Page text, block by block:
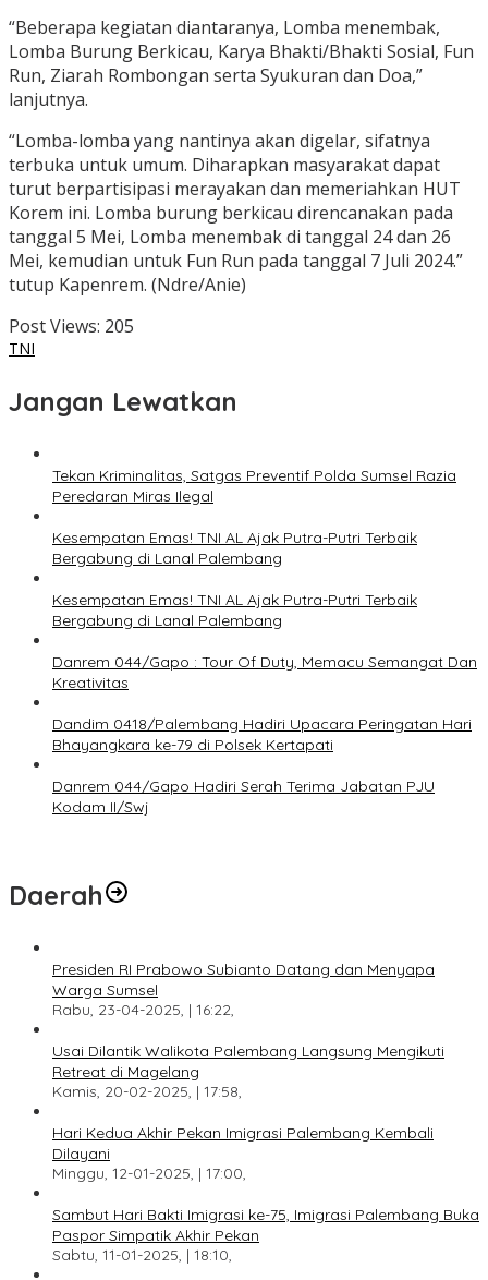
“Beberapa kegiatan diantaranya, Lomba menembak,
Lomba Burung Berkicau, Karya Bhakti/Bhakti Sosial, Fun
Run, Ziarah Rombongan serta Syukuran dan Doa,”
lanjutnya.
“Lomba-lomba yang nantinya akan digelar, sifatnya
terbuka untuk umum. Diharapkan masyarakat dapat
turut berpartisipasi merayakan dan memeriahkan HUT
Korem ini. Lomba burung berkicau direncanakan pada
tanggal 5 Mei, Lomba menembak di tanggal 24 dan 26
Mei, kemudian untuk Fun Run pada tanggal 7 Juli 2024.”
tutup Kapenrem. (Ndre/Anie)
Post Views: 205
TNI
Jangan Lewatkan
Tekan Kriminalitas, Satgas Preventif Polda Sumsel Razia
Peredaran Miras Ilegal
Kesempatan Emas! TNI AL Ajak Putra-Putri Terbaik
Bergabung di Lanal Palembang
Kesempatan Emas! TNI AL Ajak Putra-Putri Terbaik
Bergabung di Lanal Palembang
Danrem 044/Gapo : Tour Of Duty, Memacu Semangat Dan
Kreativitas
Dandim 0418/Palembang Hadiri Upacara Peringatan Hari
Bhayangkara ke-79 di Polsek Kertapati
Danrem 044/Gapo Hadiri Serah Terima Jabatan PJU
Kodam II/Swj
Daerah
Presiden RI Prabowo Subianto Datang dan Menyapa
Warga Sumsel
Rabu, 23-04-2025, | 16:22,
Usai Dilantik Walikota Palembang Langsung Mengikuti
Retreat di Magelang
Kamis, 20-02-2025, | 17:58,
Hari Kedua Akhir Pekan Imigrasi Palembang Kembali
Dilayani
Minggu, 12-01-2025, | 17:00,
Sambut Hari Bakti Imigrasi ke-75, Imigrasi Palembang Buka
Paspor Simpatik Akhir Pekan
Sabtu, 11-01-2025, | 18:10,